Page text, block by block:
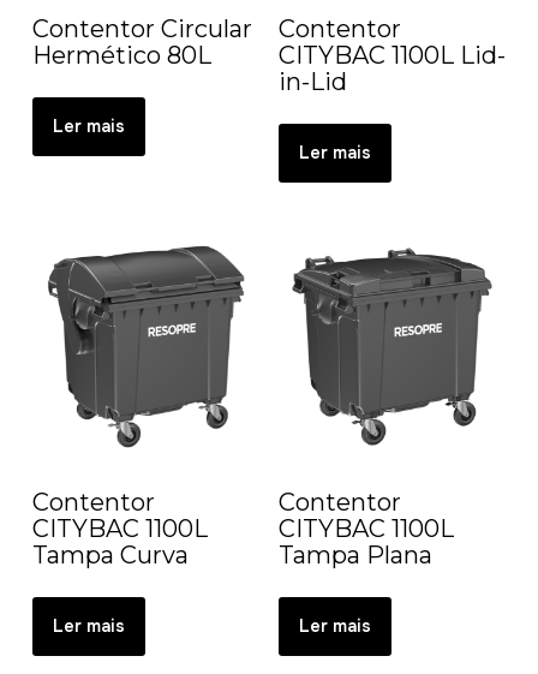
Contentor Circular
Hermético 80L
Ler mais
Contentor
CITYBAC 1100L Lid-
in-Lid
Ler mais
Contentor
CITYBAC 1100L
Tampa Curva
Ler mais
Contentor
CITYBAC 1100L
Tampa Plana
Ler mais